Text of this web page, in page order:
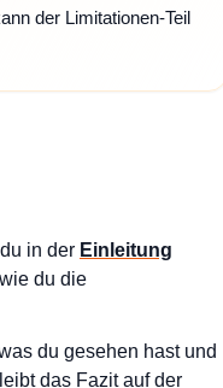
der Limitationen-Teil
in der Einleitung
du die
du gesehen hast und
das Fazit auf der